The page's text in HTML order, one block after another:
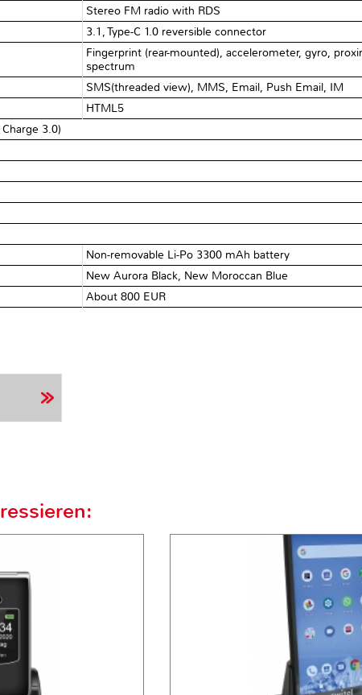
Stereo FM radio with RDS
3.1, Type-C 1.0 reversible connector
Fingerprint (rear-mounted), accelerometer, gyro,
spectrum
SMS(threaded view), MMS, Email, Push Email, IM
HTML5
3.0)
Non-removable Li-Po 3300 mAh battery
New Aurora Black, New Moroccan Blue
About 800 EUR